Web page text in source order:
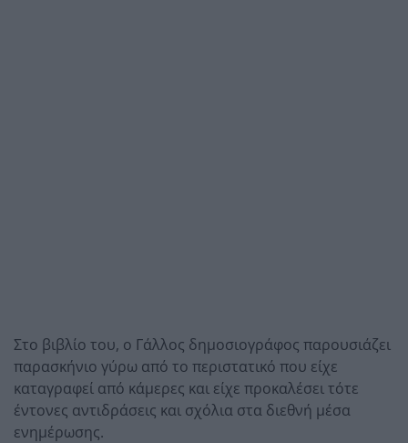
Στο βιβλίο του, ο Γάλλος δημοσιογράφος παρουσιάζει
παρασκήνιο γύρω από το περιστατικό που είχε
καταγραφεί από κάμερες και είχε προκαλέσει τότε
έντονες αντιδράσεις και σχόλια στα διεθνή μέσα
ενημέρωσης.